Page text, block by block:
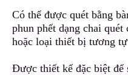
Có thể được quét bằng
phun phết dạng chai
hoặc loại thiết bị tương tự
Được thiết kế đặc biệt để